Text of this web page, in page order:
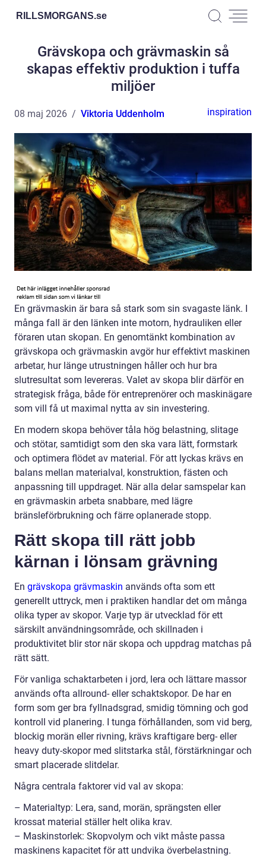
RILLSMORGANS.se
Grävskopa och grävmaskin så
skapas effektiv produktion i tuffa
miljöer
08 maj 2026 Viktoria Uddenholm inspiration
En grävmaskin är bara så stark som sin svagaste länk. I
många fall är den länken inte motorn, hydrauliken eller
föraren utan skopan. En genomtänkt kombination av
grävskopa och grävmaskin avgör hur effektivt maskinen
arbetar, hur länge utrustningen håller och hur bra
slutresultat som levereras. Valet av skopa blir därför en
strategisk fråga, både för entreprenörer och maskinägare
som vill få ut maximal nytta av sin investering.
En modern skopa behöver tåla hög belastning, slitage
och stötar, samtidigt som den ska vara lätt, formstark
och optimera flödet av material. För att lyckas krävs en
balans mellan materialval, konstruktion, fästen och
anpassning till uppdraget. När alla delar samspelar kan
en grävmaskin arbeta snabbare, med lägre
bränsleförbrukning och färre oplanerade stopp.
Rätt skopa till rätt jobb
kärnan i lönsam grävning
En grävskopa grävmaskin används ofta som ett
generellt uttryck, men i praktiken handlar det om många
olika typer av skopor. Varje typ är utvecklad för ett
särskilt användningsområde, och skillnaden i
produktivitet blir stor när skopa och uppdrag matchas på
rätt sätt.
För vanliga schaktarbeten i jord, lera och lättare massor
används ofta allround- eller schaktskopor. De har en
form som ger bra fyllnadsgrad, smidig tömning och god
kontroll vid planering. I tunga förhållanden, som vid berg,
blockig morän eller rivning, krävs kraftigare berg- eller
heavy duty-skopor med slitstarka stål, förstärkningar och
smart placerade slitdelar.
Några centrala faktorer vid val av skopa:
– Materialtyp: Lera, sand, morän, sprängsten eller
krossat material ställer helt olika krav.
– Maskinstorlek: Skopvolym och vikt måste passa
maskinens kapacitet för att undvika överbelastning.